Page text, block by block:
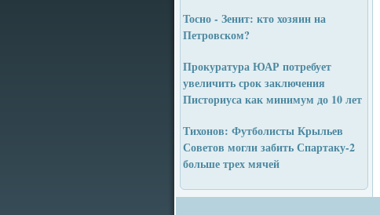
Тосно - Зенит: кто хозяин на
Петровском?
Прокуратура ЮАР потребует
увеличить срок заключения
Писториуса как минимум до 10 лет
Тихонов: Футболисты Крыльев
Советов могли забить Спартаку-2
больше трех мячей